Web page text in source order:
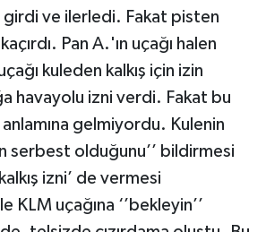
girdi ve ilerledi. Fakat pisten
Pan A.'ın uçağı halen
kuleden kalkış için izin
havayolu izni verdi. Fakat bu
anlamına gelmiyordu. Kulenin
serbest olduğunu’’ bildirmesi
izni’ de vermesi
uçağına ‘’bekleyin’’